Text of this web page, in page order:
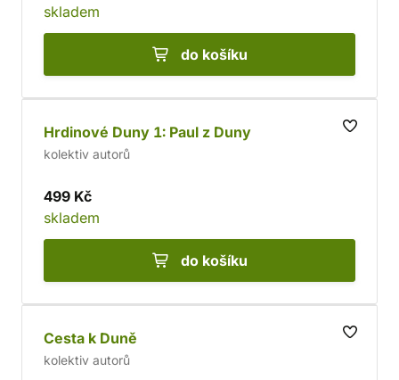
skladem
do košíku
Hrdinové Duny 1: Paul z Duny
kolektiv autorů
499 Kč
skladem
do košíku
Cesta k Duně
kolektiv autorů